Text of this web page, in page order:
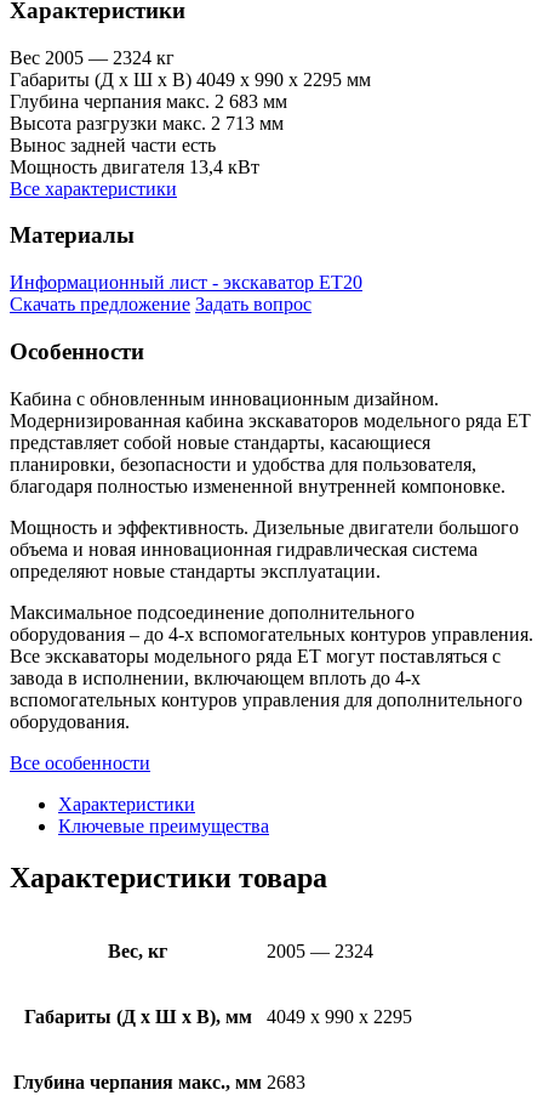
Характеристики
Вес 2005 — 2324 кг
Габариты (Д х Ш х В) 4049 x 990 x 2295 мм
Глубина черпания макс. 2 683 мм
Высота разгрузки макс. 2 713 мм
Вынос задней части есть
Мощность двигателя 13,4 кВт
Все характеристики
Материалы
Информационный лист - экскаватор ET20
Скачать предложение Задать вопрос
Особенности
Кабина с обновленным инновационным дизайном.
Модернизированная кабина экскаваторов модельного ряда ET
представляет собой новые стандарты, касающиеся
планировки, безопасности и удобства для пользователя,
благодаря полностью измененной внутренней компоновке.
Мощность и эффективность. Дизельные двигатели большого
объема и новая инновационная гидравлическая система
определяют новые стандарты эксплуатации.
Максимальное подсоединение дополнительного
оборудования – до 4-х вспомогательных контуров управления.
Все экскаваторы модельного ряда ET могут поставляться с
завода в исполнении, включающем вплоть до 4-х
вспомогательных контуров управления для дополнительного
оборудования.
Все особенности
Характеристики
Ключевые преимущества
Характеристики товара
Вес, кг 2005 — 2324
Габариты (Д х Ш х В), мм 4049 x 990 x 2295
Глубина черпания макс., мм 2683